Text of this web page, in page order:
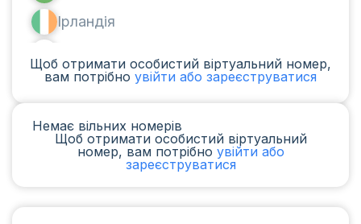
Ірландія
Аргентина
Чад
Щоб отримати особистий віртуальний номер,
вам потрібно увійти або зареєструватися
Немає вільних номерів
Щоб отримати особистий віртуальний
номер, вам потрібно увійти або
зареєструватися